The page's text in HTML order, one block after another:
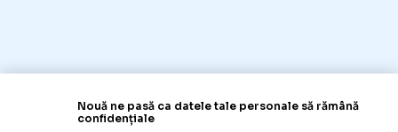
Nouă ne pasă ca datele tale personale să rămână
confidențiale